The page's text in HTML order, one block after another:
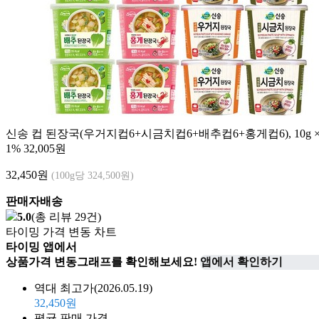
신송 컵 된장국(우거지컵6+시금치컵6+배추컵6+홍게컵6), 10g
1% 32,005원
32,450원 (100g당 324,500원)
판매자배송
5.0(총 리뷰 29건)
타이밍 가격 변동 차트
타이밍 앱에서
상품가격 변동그래프를 확인해보세요! 앱에서 확인하기
역대 최고가(2026.05.19)
32,450원